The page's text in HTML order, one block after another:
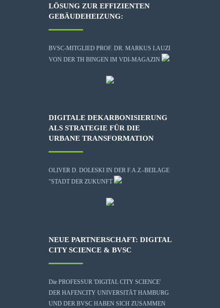
LÖSUNG ZUR EFFIZIENTEN
GEBÄUDEHEIZUNG:
BVSC-MITGLIED PROF. DR. MARKUS LAUZI
VON DER TH BINGEN IM VDI-MAGAZIN
DIGITALE DEKARBONISIERUNG
ALS STRATEGIE FÜR DIE
URBANE TRANSFORMATION
OLIVER D. DOLESKI IN DER F.A.Z.-BEILAGE
"STADT DER ZUKUNFT
NEUE PARTNERSCHAFT: DIGITAL
CITY SCIENCE & BVSC
Die PROFESSUR 'DIGITAL CITY SCIENCE'
DER HAFENCITY UNIVERSITÄT HAMBURG
UND DER BVSC HABEN SICH ZUSAMMEN